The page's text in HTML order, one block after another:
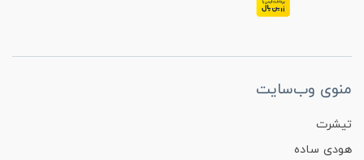
منوی وب‌سایت
تیشرت
هودی ساده